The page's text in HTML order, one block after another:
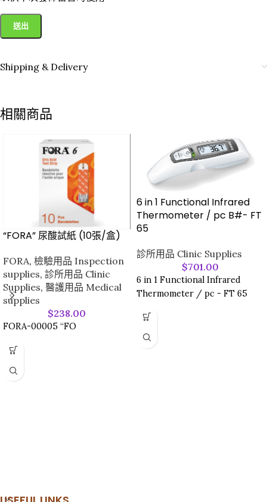
Shipping & Delivery
相關商品
“FORA” 尿酸試紙 (10張/盒)
FORA, 檢驗用品 Inspection
supplies, 診所用品 Clinic
Supplies, 醫護用品 Medical
supplies
$238.00
FORA-00005 “FO
6 in 1 Functional Infrared
Thermometer / pc B#- FT
65
診所用品 Clinic Supplies
$701.00
6 in 1 Functional Infrared
Thermometer / pc - FT 65